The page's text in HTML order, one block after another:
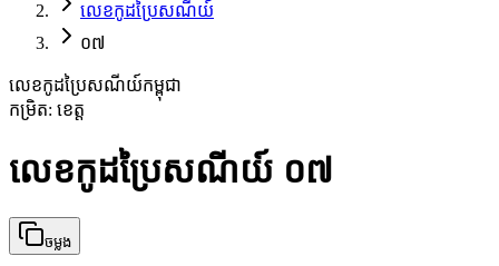
លេខកូដប្រៃសណីយ៍
០៧
លេខកូដប្រៃសណីយ៍កម្ពុជា
កម្រិត: ខេត្ត
លេខកូដប្រៃសណីយ៍ ០៧
ចម្លង